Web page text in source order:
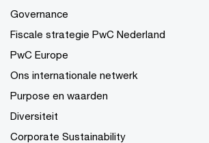
Governance
Fiscale strategie PwC Nederland
PwC Europe
Ons internationale netwerk
Purpose en waarden
Diversiteit
Corporate Sustainability